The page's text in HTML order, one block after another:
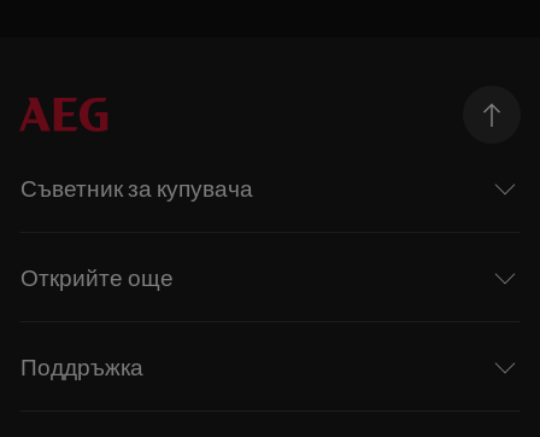
Съветник за купувача
Открийте още
Поддръжка